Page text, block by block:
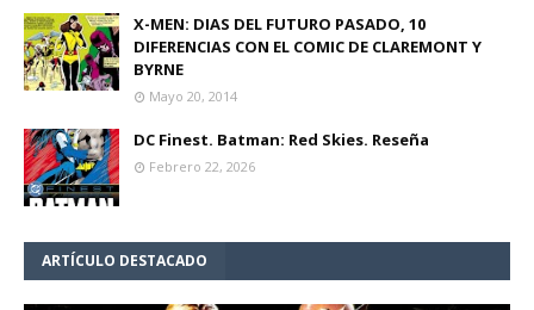
X-MEN: DIAS DEL FUTURO PASADO, 10
DIFERENCIAS CON EL COMIC DE CLAREMONT Y
BYRNE
Mayo 20, 2014
DC Finest. Batman: Red Skies. Reseña
Febrero 22, 2026
ARTÍCULO DESTACADO